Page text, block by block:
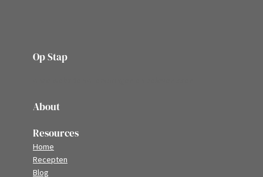
Op Stap
About
Resources
Home
Recepten
Blog